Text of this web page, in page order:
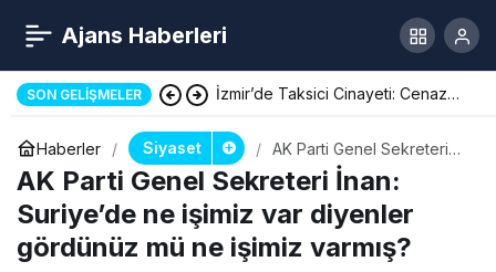
Ajans Haberleri
SON GELIŞMELER Kadın Kıyafetiyle Market Soygunu
Haberler Siyaset
AK Parti Genel Sekreteri
İnan: Suriye’de ne işimiz
var diyenler gördünüz mü
ne işimiz varmış?
AK Parti Genel Sekreteri İnan:
Suriye’de ne işimiz var diyenler
gördünüz mü ne işimiz varmış?